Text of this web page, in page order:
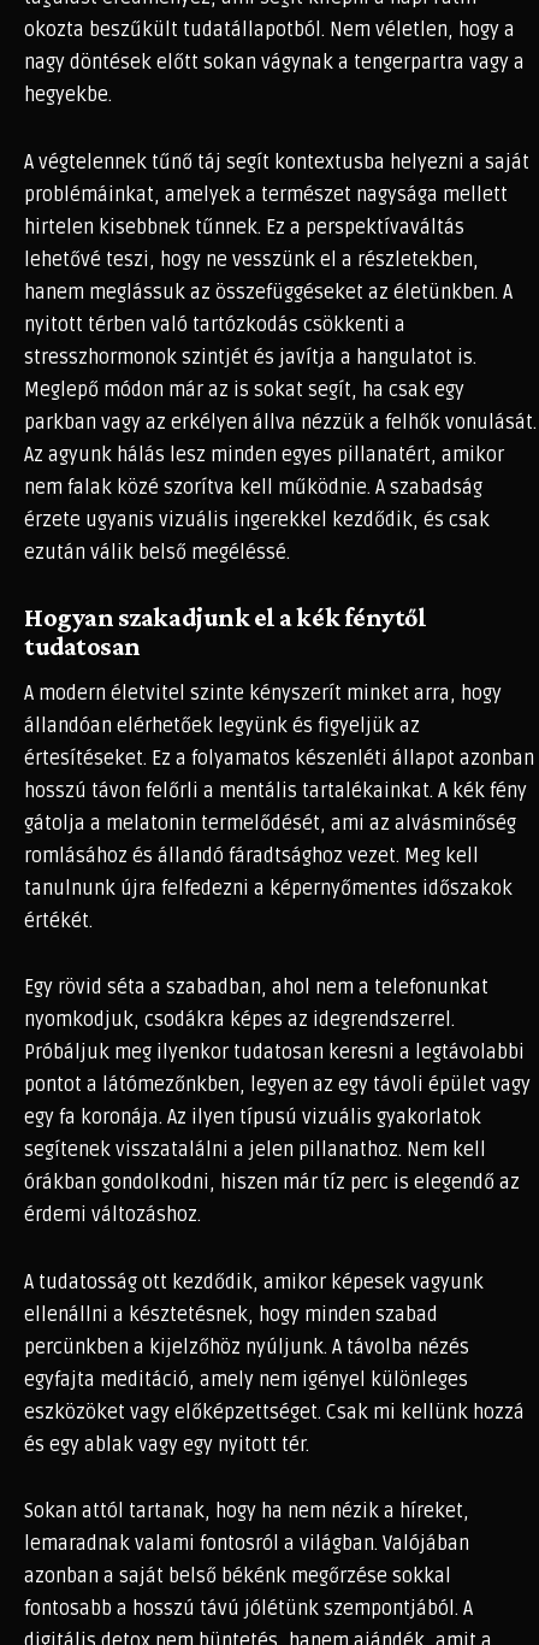
okozta beszűkült tudatállapotból. Nem véletlen, hogy a
nagy döntések előtt sokan vágynak a tengerpartra vagy a
hegyekbe.
A végtelennek tűnő táj segít kontextusba helyezni a saját
problémáinkat, amelyek a természet nagysága mellett
hirtelen kisebbnek tűnnek. Ez a perspektívaváltás
lehetővé teszi, hogy ne vesszünk el a részletekben,
hanem meglássuk az összefüggéseket az életünkben. A
nyitott térben való tartózkodás csökkenti a
stresszhormonok szintjét és javítja a hangulatot is.
Meglepő módon már az is sokat segít, ha csak egy
parkban vagy az erkélyen állva nézzük a felhők vonulását.
Az agyunk hálás lesz minden egyes pillanatért, amikor
nem falak közé szorítva kell működnie. A szabadság
érzete ugyanis vizuális ingerekkel kezdődik, és csak
ezután válik belső megéléssé.
Hogyan szakadjunk el a kék fénytől
tudatosan
A modern életvitel szinte kényszerít minket arra, hogy
állandóan elérhetőek legyünk és figyeljük az
értesítéseket. Ez a folyamatos készenléti állapot azonban
hosszú távon felőrli a mentális tartalékainkat. A kék fény
gátolja a melatonin termelődését, ami az alvásminőség
romlásához és állandó fáradtsághoz vezet. Meg kell
tanulnunk újra felfedezni a képernyőmentes időszakok
értékét.
Egy rövid séta a szabadban, ahol nem a telefonunkat
nyomkodjuk, csodákra képes az idegrendszerrel.
Próbáljuk meg ilyenkor tudatosan keresni a legtávolabbi
pontot a látómezőnkben, legyen az egy távoli épület vagy
egy fa koronája. Az ilyen típusú vizuális gyakorlatok
segítenek visszatalálni a jelen pillanathoz. Nem kell
órákban gondolkodni, hiszen már tíz perc is elegendő az
érdemi változáshoz.
A tudatosság ott kezdődik, amikor képesek vagyunk
ellenállni a késztetésnek, hogy minden szabad
percünkben a kijelzőhöz nyúljunk. A távolba nézés
egyfajta meditáció, amely nem igényel különleges
eszközöket vagy előképzettséget. Csak mi kellünk hozzá
és egy ablak vagy egy nyitott tér.
Sokan attól tartanak, hogy ha nem nézik a híreket,
lemaradnak valami fontosról a világban. Valójában
azonban a saját belső békénk megőrzése sokkal
fontosabb a hosszú távú jólétünk szempontjából. A